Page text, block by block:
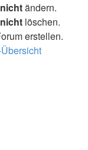
nichtändern.
nicht löschen.
erstellen.